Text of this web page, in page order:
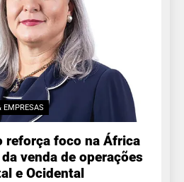
EMPRESAS
reforça foco na África
venda de operações
e Ocidental